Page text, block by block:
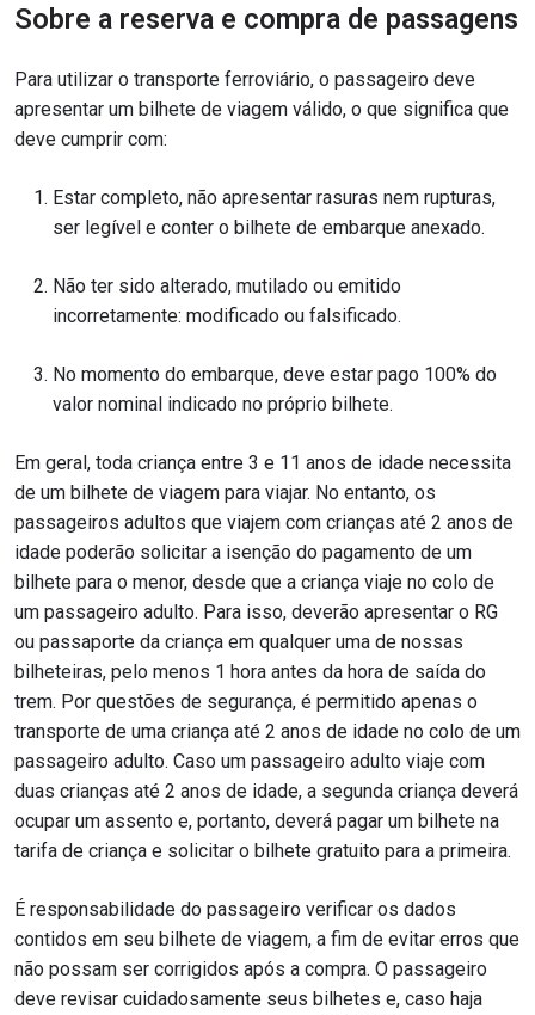
Sobre a reserva e compra de passagens
Para utilizar o transporte ferroviário, o passageiro deve
apresentar um bilhete de viagem válido, o que significa que
deve cumprir com:
Estar completo, não apresentar rasuras nem rupturas,
ser legível e conter o bilhete de embarque anexado.
Não ter sido alterado, mutilado ou emitido
incorretamente: modificado ou falsificado.
No momento do embarque, deve estar pago 100% do
valor nominal indicado no próprio bilhete.
Em geral, toda criança entre 3 e 11 anos de idade necessita
de um bilhete de viagem para viajar. No entanto, os
passageiros adultos que viajem com crianças até 2 anos de
idade poderão solicitar a isenção do pagamento de um
bilhete para o menor, desde que a criança viaje no colo de
um passageiro adulto. Para isso, deverão apresentar o RG
ou passaporte da criança em qualquer uma de nossas
bilheteiras, pelo menos 1 hora antes da hora de saída do
trem. Por questões de segurança, é permitido apenas o
transporte de uma criança até 2 anos de idade no colo de um
passageiro adulto. Caso um passageiro adulto viaje com
duas crianças até 2 anos de idade, a segunda criança deverá
ocupar um assento e, portanto, deverá pagar um bilhete na
tarifa de criança e solicitar o bilhete gratuito para a primeira.
É responsabilidade do passageiro verificar os dados
contidos em seu bilhete de viagem, a fim de evitar erros que
não possam ser corrigidos após a compra. O passageiro
deve revisar cuidadosamente seus bilhetes e, caso haja